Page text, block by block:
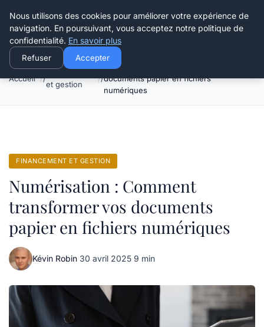
Henry Panky
Accueil
et gestion
Numérisation : Comment transformer vos
documents papier en fichiers
numériques
FINANCEMENT ET GESTION
Numérisation : Comment
transformer vos documents
papier en fichiers numériques
Kévin Robin·30 avril 2025·9 min
Nous utilisons des cookies pour améliorer votre expérience de
navigation. En poursuivant, vous acceptez notre politique de
confidentialité. En savoir plus
Refuser Accepter